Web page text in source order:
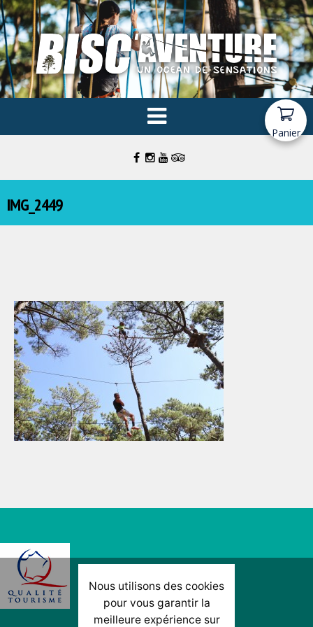
Panier
IMG_2449
Nous utilisons des cookies
pour vous garantir la
meilleure expérience sur